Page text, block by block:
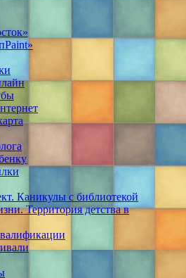
Каникулы с библиотекой
Территория детства в